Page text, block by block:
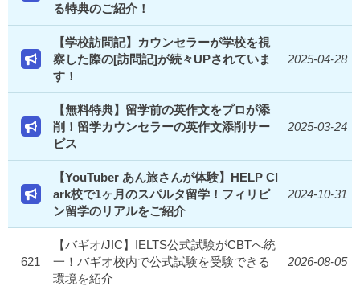
る特典のご紹介！
【学校訪問記】カウンセラーが学校を視
察した際の[訪問記]が続々UPされていま
す！
2025-04-28
【無料特典】留学前の英作文をプロが添
削！留学カウンセラーの英作文添削サー
ビス
2025-03-24
【YouTuber あん旅さんが体験】HELP Cl
ark校で1ヶ月のスパルタ留学！フィリピ
ン留学のリアルをご紹介
2024-10-31
621
【バギオ/JIC】IELTS公式試験がCBTへ統
一！バギオ校内で公式試験を受験できる
環境を紹介
2026-08-05